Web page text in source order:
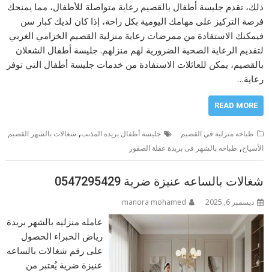
ذلك، تقدم جليسة أطفال بالقصيم رعاية متواصلة للأطفال، مما يمنحك
فرصة التركيز على مهامك اليومية بكل راحة، إذا كان لديك كبار سن
فيمكنك الاستفادة من ممرضات رعاية منزلية القصيم الخزامي الغربي
لتقديم الرعاية الصحية الضرورية لهم منزلهم. جليسة أطفال الشعلان
بالقصيم، يمكن للعائلات الاستفادة من خدمات جليسة أطفال التي توفر
رعاية…
READ MORE
طباخة منزلية في القصيم جليسة أطفال بريدة المذنب, شغالات بالشهر القصيم
الأسياح, طباخه بالشهر فى بريدة عقلة الصقور
شغالات بالساعه عنيزة ضرية 0547295429
ديسمبر 6, 2025 manora mohamed
عامله منزليه بالشهر بريدة
رياض الخبراء الحصول
على رقم شغالات بالساعه
عنيزة ضرية يُعتبر من